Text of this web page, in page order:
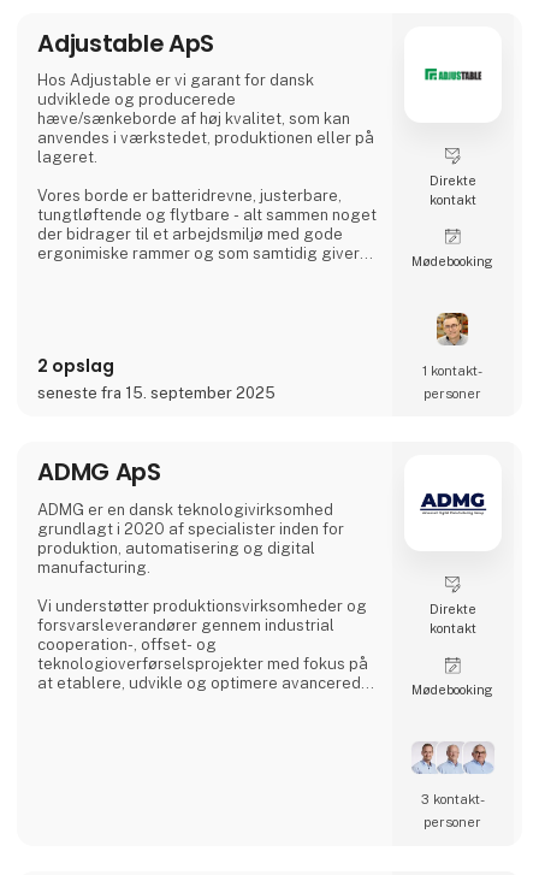
Adjustable ApS
Hos Adjustable er vi garant for dansk
udviklede og producerede
hæve/sænkeborde af høj kvalitet, som kan
anvendes i værkstedet, produktionen eller på
lageret.
Vores borde er batteridrevne, justerbare,
tungtløftende og flytbare - alt sammen noget
der bidrager til et arbejdsmiljø med gode
ergonimiske rammer og som samtidig giver
Du kan læse mere om os på
2 opslag
seneste fra 15. september 2025
Direkte
kontakt
Møde­booking
1 kontakt­
personer
ADMG ApS
ADMG er en dansk teknologivirksomhed
grundlagt i 2020 af specialister inden for
produktion, automatisering og digital
manufacturing.
Vi understøtter produktionsvirksomheder og
forsvarsleverandører gennem industrial
cooperation-, offset- og
teknologioverførselsprojekter med fokus på
at etablere, udvikle og optimere avancerede
Direkte
kontakt
Møde­booking
3 kontakt­
personer